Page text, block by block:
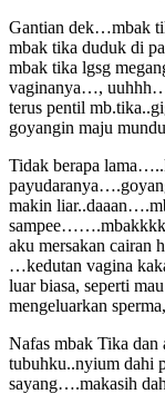
Gantian dek…mbak
mbak tika duduk di
mbak tika lgsg
vaginanya…,
terus pentil
goyangin maju
Tidak berapa
makin
aku mersakan cairan
…kedutan vagina
luar biasa, seperti
mengeluarkan
Nafas mbak Tika
tubuhku..nyium dahi
sayang….makasih